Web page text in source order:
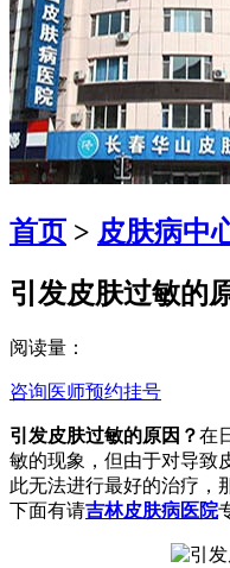
首页 > 皮肤病中
引发皮肤过敏的
阅读量：
咨询医师预约挂号
引发皮肤过敏的原因？在
敏的现象，但由于对导致
此无法进行最好的治疗，
下面有请吉林皮肤病医院